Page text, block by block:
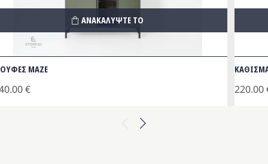
Previous
MAZE
€
ΑΝΑΚΑΛΥΨΤΕ ΤΟ
ΚΑΘΙΣΜΑ
220.00
Next